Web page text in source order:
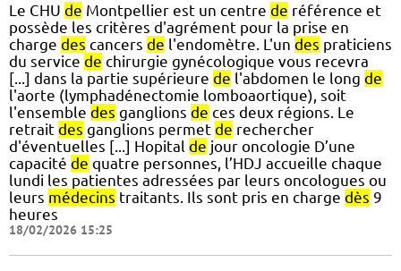
Le CHU de Montpellier est un centre de référence et
possède les critères d'agrément pour la prise en
charge des cancers de l'endomètre. L'un des praticiens
du service de chirurgie gynécologique vous recevra
[...] dans la partie supérieure de l'abdomen le long de
l'aorte (lymphadénectomie lomboaortique), soit
l'ensemble des ganglions de ces deux régions. Le
retrait des ganglions permet de rechercher
d'éventuelles [...] Hopital de jour oncologie D’une
capacité de quatre personnes, l’HDJ accueille chaque
lundi les patientes adressées par leurs oncologues ou
leurs médecins traitants. Ils sont pris en charge dès 9
heures
18/02/2026 15:25